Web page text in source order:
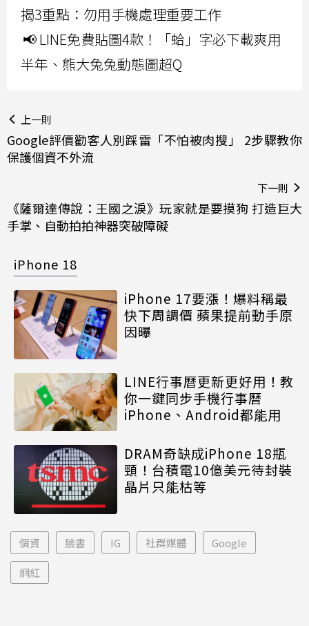
揭3重點：勿用手機處理重要工作
📢 LINE免費貼圖4款！「蛤」字必下載爽用
半年、熊大兔兔動態圖超Q
上一則
Google評價勸客人別踩雷「不怕被肉搜」 2步驟教你
保護個資不外流
下一則
《薩爾達傳說：王國之淚》玩家就是要摸狗 打造巨大
手掌、自動拍拍神器突破障礙
iPhone 18
iPhone 17要漲！爆料稱最
快下周調價 蘋果提前動手原
因曝
LINE行事曆更新更好用！教
你一鍵同步手機行事曆
iPhone、Android都能用
DRAM奇缺成iPhone 18瓶
頸！台積電10億美元待封裝
晶片只能枯等
個資 臉書 IG 社群媒體 Google
網紅